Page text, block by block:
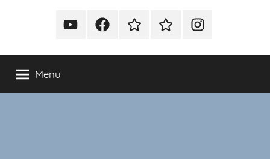
YoutubeFacebookWhatsappTelegramInstagram
Menu